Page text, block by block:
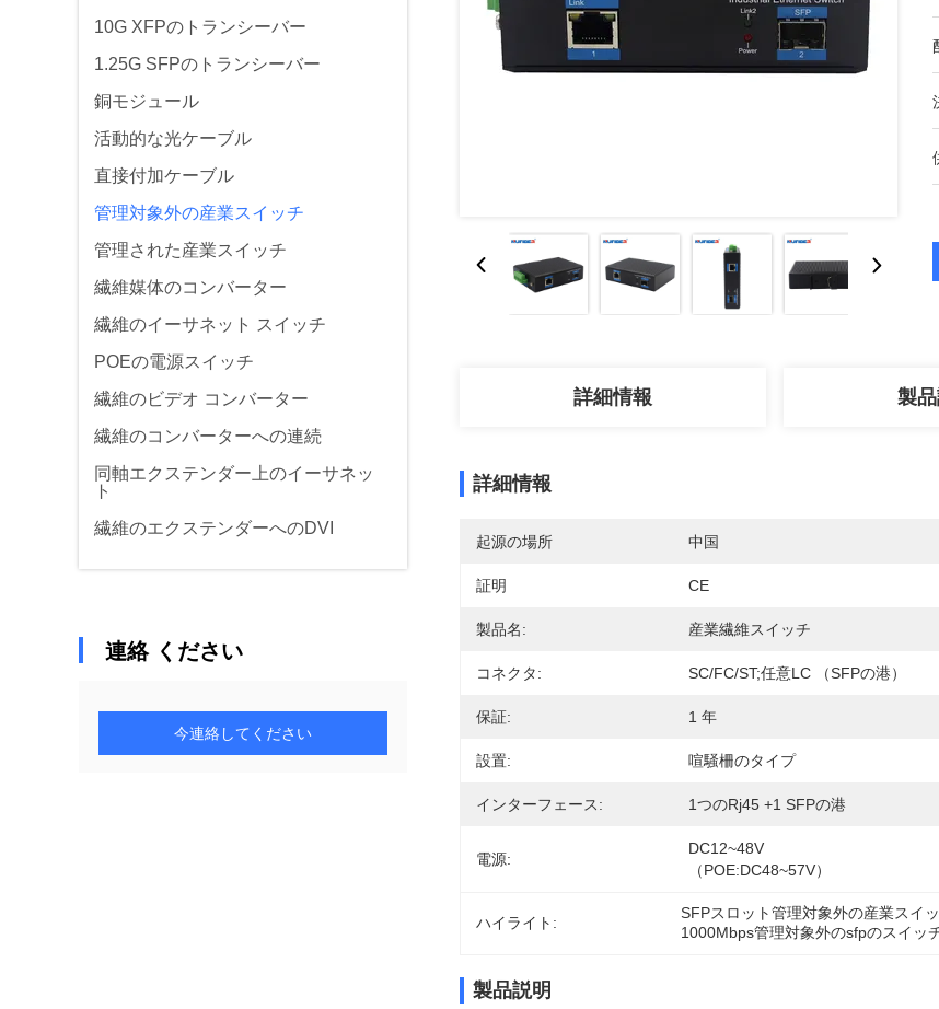
10G XFPのトランシーバー
1.25G SFPのトランシーバー
銅モジュール
活動的な光ケーブル
直接付加ケーブル
管理対象外の産業スイッチ
管理された産業スイッチ
繊維媒体のコンバーター
繊維のイーサネット スイッチ
POEの電源スイッチ
繊維のビデオ コンバーター
繊維のコンバーターへの連続
同軸エクステンダー上のイーサネッ
ト
繊維のエクステンダーへのDVI
連絡 ください
今連絡してください
詳細情報 製
詳細情報
起源の場所 中国
証明 CE
製品名: 産業繊維スイッチ
コネクタ: SC/FC/ST;任意LC （SFPの港）
保証: 1 年
設置: 喧騒柵のタイプ
インターフェース: 1つのRj45 +1 SFPの港
電源:
DC12~48V
（POE:DC48~57V）
ハイライト:
SFPスロット管理対象外の産業スイ
1000Mbps管理対象外のsfpのスイッ
製品説明